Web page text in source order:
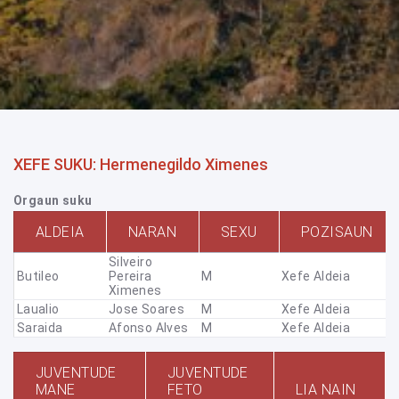
XEFE SUKU: Hermenegildo Ximenes
Orgaun suku
ALDEIA NARAN SEXU POZISAUN
Butileo
Silveiro
Pereira
Ximenes
M Xefe Aldeia
Laualio Jose Soares M
Xefe Aldeia
Saraida
Afonso Alves M Xefe Aldeia
JUVENTUDE
MANE
JUVENTUDE
FETO
LIA NAIN